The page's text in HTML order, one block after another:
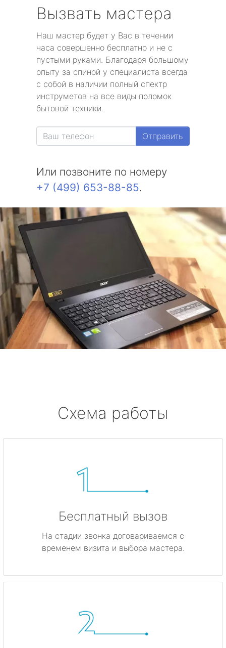
Вызвать мастера
Наш мастер будет у Вас в течении
часа совершенно бесплатно и не с
пустыми руками. Благодаря большому
опыту за спиной у специалиста всегда
с собой в наличии полный спектр
инструметов на все виды поломок
бытовой техники.
Отправить
Или позвоните по номеру
+7 (499) 653-88-85.
Схема работы
Бесплатный вызов
На стадии звонка договариваемся с
временем визита и выбора мастера.